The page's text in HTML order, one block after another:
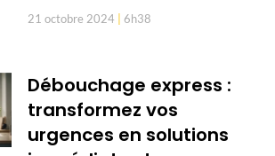
21 octobre 2024 6h38
Débouchage express :
transformez vos
urgences en solutions